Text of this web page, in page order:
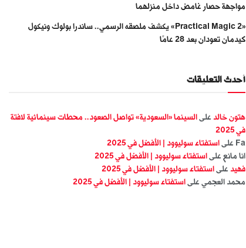
مواجهة حصار غامض داخل منزلهما
«Practical Magic 2» يكشف ملصقه الرسمي.. ساندرا بولوك ونيكول
كيدمان تعودان بعد 28 عامًا
أحدث التعليقات
هتون خالد على السينما «السعودية» تواصل الصعود.. محطات سينمائية لافتة
في 2025
Fa على استفتاء سوليوود | الأفضل في 2025
انا مانع على استفتاء سوليوود | الأفضل في 2025
فهيد على استفتاء سوليوود | الأفضل في 2025
محمد العجمي على استفتاء سوليوود | الأفضل في 2025